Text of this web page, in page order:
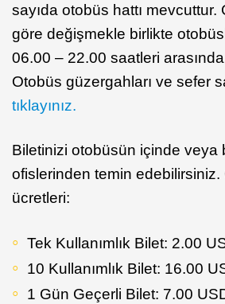
sayıda otobüs hattı mevcuttur.
göre değişmekle birlikte
06.00 – 22.00 saatleri
Otobüs güzergahları ve sefer
tıklayınız.
Biletinizi otobüsün içinde veya
ofislerinden temin edebilirsiniz.
ücretleri:
Tek Kullanımlık Bilet: 2.00
10 Kullanımlık Bilet: 16.00
1 Gün Geçerli Bilet: 7.00